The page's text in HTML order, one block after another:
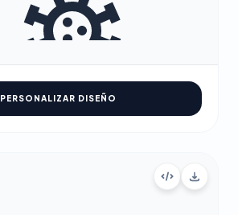
PERSONALIZAR DISEÑO